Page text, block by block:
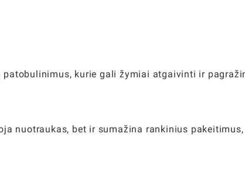
patobulinimus, kurie gali žymiai atgaivinti ir
nuotraukas, bet ir sumažina rankinius pakeitimus,